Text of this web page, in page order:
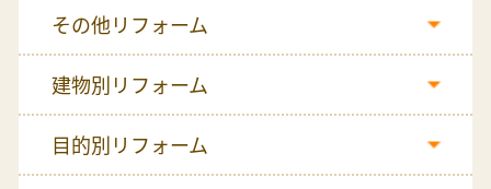
その他リフォーム
建物別リフォーム
目的別リフォーム